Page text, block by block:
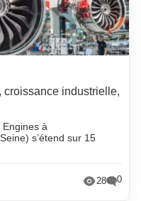
croissance industrielle,
à
s’étend sur 15
28 0